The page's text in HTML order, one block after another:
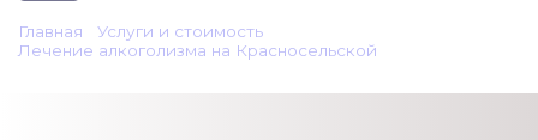
Услуги и стоимость
Главная Услуги и стоимость
Лечение алкоголизма на Красносельской